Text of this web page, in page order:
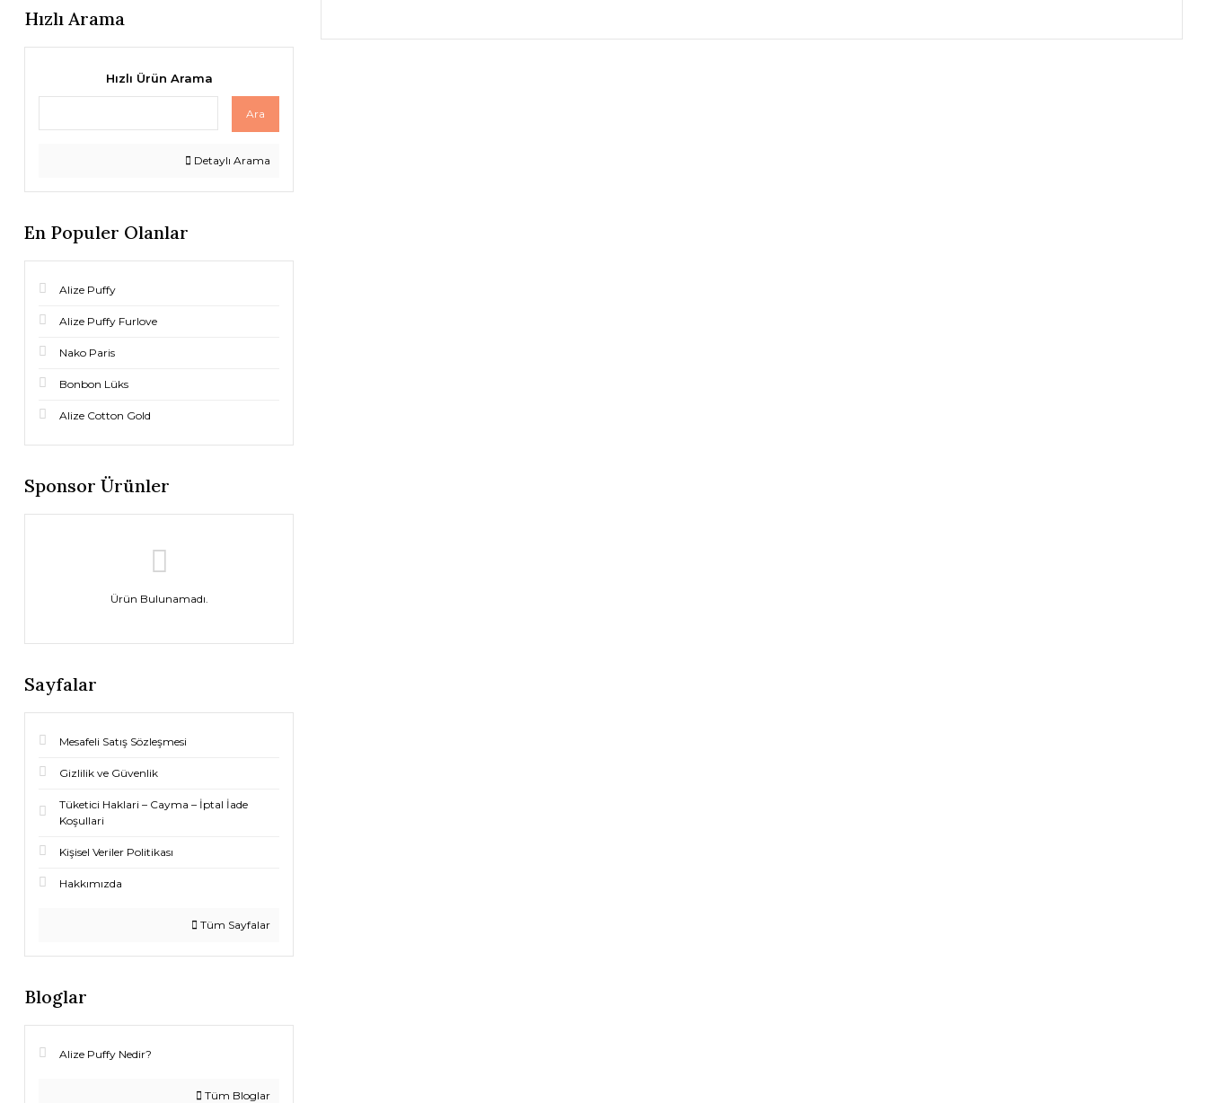
Hızlı Arama
Hızlı Ürün Arama
Ara
Detaylı Arama
En Populer Olanlar
Alize Puffy
Alize Puffy Furlove
Nako Paris
Bonbon Lüks
Alize Cotton Gold
Sponsor Ürünler
Ürün Bulunamadı.
Sayfalar
Mesafeli Satış Sözleşmesi
Gizlilik ve Güvenlik
Tüketici Haklari – Cayma – İptal İade
Koşullari
Kişisel Veriler Politikası
Hakkımızda
Tüm Sayfalar
Bloglar
Alize Puffy Nedir?
Tüm Bloglar